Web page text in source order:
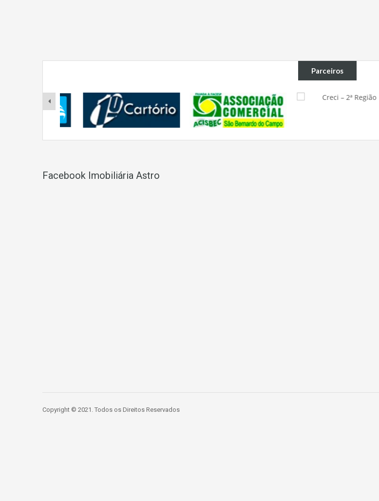
Parceiros
Facebook Imobiliária Astro
Copyright © 2021. Todos os Direitos Reservados